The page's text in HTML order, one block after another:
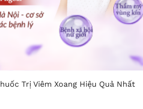
Trị Viêm Xoang Hiệu Quả Nhất